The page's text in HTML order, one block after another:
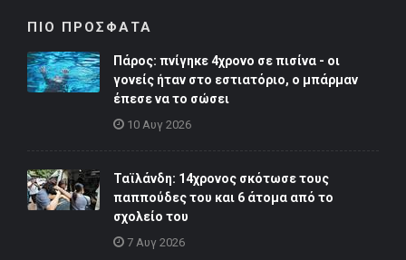
ΠΙΟ ΠΡΟΣΦΑΤΑ
Πάρος: πνίγηκε 4χρονο σε πισίνα - οι
γονείς ήταν στο εστιατόριο, ο μπάρμαν
έπεσε να το σώσει
10 Αυγ 2026
Ταϊλάνδη: 14χρονος σκότωσε τους
παππούδες του και 6 άτομα από το
σχολείο του
7 Αυγ 2026